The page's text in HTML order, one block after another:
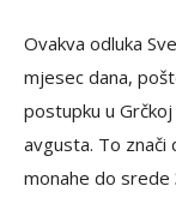
Ovakva odluka
mjesec dana,
postupku u
avgusta. To znači
monahe do srede